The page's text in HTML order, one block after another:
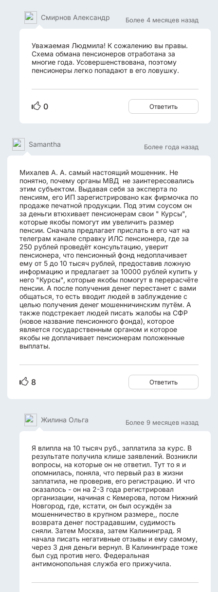
Более 4 месяцев назад
Смирнов Александр
Уважаемая Людмила! К сожалению вы правы.
Схема обмана пенсионеров отработана за
многие года. Усовершенствована, поэтому
пенсионеры легко попадают в его ловушку.
0 Ответить
Более года назад
Samantha
Михалев А. А. самый настоящий мошенник. Не
понятно, почему органы МВД не заинтересовались
этим субъектом. Выдавая себя за эксперта по
пенсиям, его ИП зарегистрировано как фирмочка по
продаже печатной продукции. Под этим соусом он
за деньги втюхивает пенсионерам свои " Курсы",
которые якобы помогут им увеличить размер
пенсии. Сначала предлагает прислать в его чат на
телеграм канале справку ИЛС пенсионера, где за
250 рублей проведёт консультацию, уверит
пенсионера, что пенсионный фонд недоплачивает
ему от 5 до 10 тысяч рублей, предоставив ложную
информацию и предлагает за 10000 рублей купить у
него "Курсы", которые якобы помогут в перерасчёте
пенсии. А после получения денег перестанет с вами
общаться, то есть вводит людей в заблуждение с
целью получения денег мошенничинским путём. А
также подстрекает людей писать жалобы на СФР
(новое название пенсионного фонда), которое
является государственным органом и которое
якобы не доплачивает пенсионерам положенные
выплаты.
8 Ответить
Более 9 месяцев назад
Жилина Ольга
Я влипла на 10 тысяч руб., заплатила за курс. В
результате получила клише заявлений. Возникли
вопросы, на которые он не ответил. Тут то я и
опомнилась, поняла, что первый раз в жизни
заплатила, не проверив, его регистрацию. И что
оказалось - он на 2-3 года регистрировал
организации, начиная с Кемерова, потом Нижний
Новгород, где, кстати, он был осуждён за
мошенничество в крупном размере,, после
возврата денег пострадавшим, судимость
сняли. Затем Москва, затем Калининград. Я
начала писать негативные отзывы и ему самому,
через 3 дня деньги вернул. В Калининграде тоже
был суд против него. Федеральная
антимонопольная служба его прижучила.